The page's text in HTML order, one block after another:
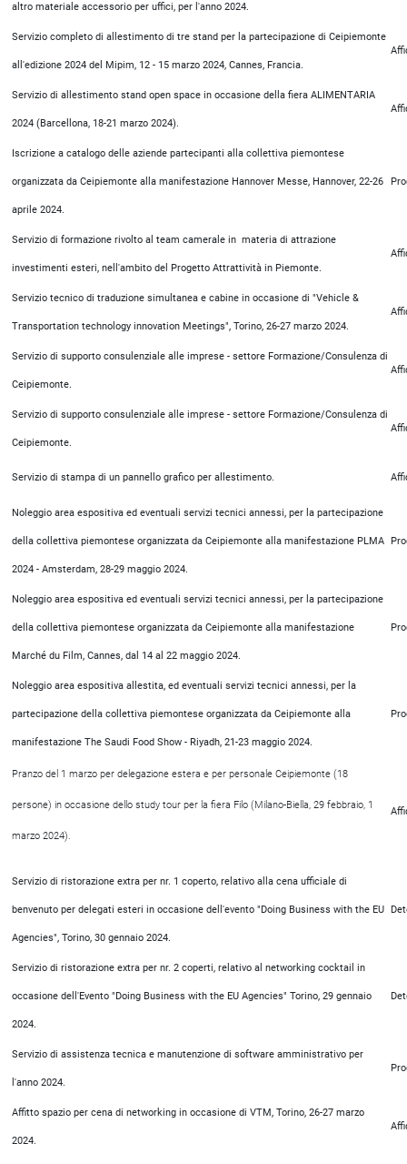
altro materiale accessorio per uffici, per l'anno 2024.
Servizio completo di allestimento di tre stand per la partecipazione di Ceipiemonte
all'edizione 2024 del Mipim, 12 - 15 marzo 2024, Cannes, Francia.
Servizio di allestimento stand open space in occasione della fiera ALIMENTARIA
2024 (Barcellona, 18-21 marzo 2024).
Iscrizione a catalogo delle aziende partecipanti alla collettiva piemontese
organizzata da Ceipiemonte alla manifestazione Hannover Messe, Hannover, 22-26
aprile 2024.
Servizio di formazione rivolto al team camerale in materia di attrazione
investimenti esteri, nell'ambito del Progetto Attrattività in Piemonte.
Servizio tecnico di traduzione simultanea e cabine in occasione di "Vehicle &
Transportation technology innovation Meetings", Torino, 26-27 marzo 2024.
Servizio di supporto consulenziale alle imprese - settore Formazione/Consulenza di
Ceipiemonte.
Servizio di supporto consulenziale alle imprese - settore Formazione/Consulenza di
Ceipiemonte.
Servizio di stampa di un pannello grafico per allestimento.
Noleggio area espositiva ed eventuali servizi tecnici annessi, per la partecipazione
della collettiva piemontese organizzata da Ceipiemonte alla manifestazione PLMA
2024 - Amsterdam, 28-29 maggio 2024.
Noleggio area espositiva ed eventuali servizi tecnici annessi, per la partecipazione
della collettiva piemontese organizzata da Ceipiemonte alla manifestazione
Marché du Film, Cannes, dal 14 al 22 maggio 2024.
Noleggio area espositiva allestita, ed eventuali servizi tecnici annessi, per la
partecipazione della collettiva piemontese organizzata da Ceipiemonte alla
manifestazione The Saudi Food Show - Riyadh, 21-23 maggio 2024.
Pranzo del 1 marzo per delegazione estera e per personale Ceipiemonte (18
persone) in occasione dello study tour per la fiera Filo (Milano-Biella, 29 febbraio, 1
marzo 2024).
Servizio di ristorazione extra per nr. 1 coperto, relativo alla cena ufficiale di
benvenuto per delegati esteri in occasione dell'evento "Doing Business with the EU
Agencies", Torino, 30 gennaio 2024.
Servizio di ristorazione extra per nr. 2 coperti, relativo al networking cocktail in
occasione dell'Evento "Doing Business with the EU Agencies" Torino, 29 gennaio
2024.
Servizio di assistenza tecnica e manutenzione di software amministrativo per
l'anno 2024.
Affitto spazio per cena di networking in occasione di VTM, Torino, 26-27 marzo
2024.